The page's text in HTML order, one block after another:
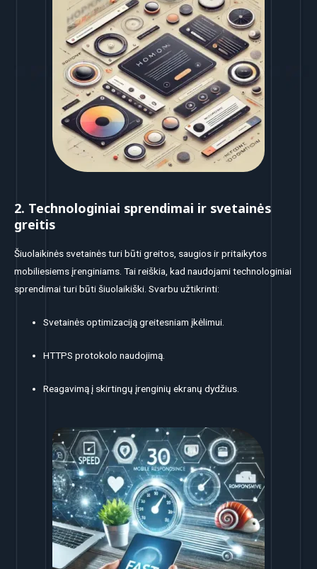
2. Technologiniai sprendimai ir svetainės
greitis
Šiuolaikinės svetainės turi būti greitos, saugios ir pritaikytos
mobiliesiems įrenginiams. Tai reiškia, kad naudojami technologiniai
sprendimai turi būti šiuolaikiški. Svarbu užtikrinti:
Svetainės optimizaciją greitesniam įkėlimui.
HTTPS protokolo naudojimą.
Reagavimą į skirtingų įrenginių ekranų dydžius.